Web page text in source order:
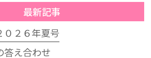
最新記事
０２６年夏号
答え合わせ